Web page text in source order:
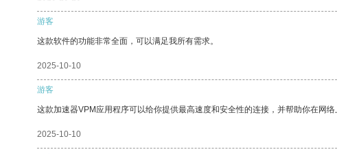
游客
这款软件的功能非常全面，可以满足我所有需求。
2025-10-10
游客
这款加速器VPM应用程序可以给你提供最高速度和安全性的连接，并帮助你在网络
2025-10-10